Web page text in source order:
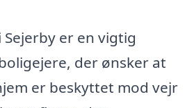
er en vigtig
der ønsker at
er beskyttet mod vejr